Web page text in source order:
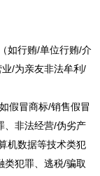
（如行贿/单位行贿/介
/为亲友非法牟利/
如假冒商标/销售假冒
、非法经营/伪劣产
机数据等技术类犯
类犯罪、逃税/骗取